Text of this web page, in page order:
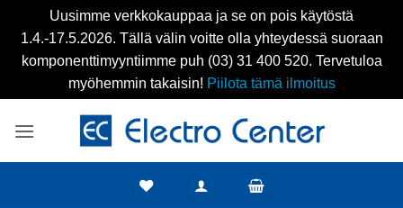
Uusimme verkkokauppaa ja se on pois käytöstä
1.4.-17.5.2026. Tällä välin voitte olla yhteydessä suoraan
komponenttimyyntiimme puh (03) 31 400 520. Tervetuloa
myöhemmin takaisin! Piilota tämä ilmoitus